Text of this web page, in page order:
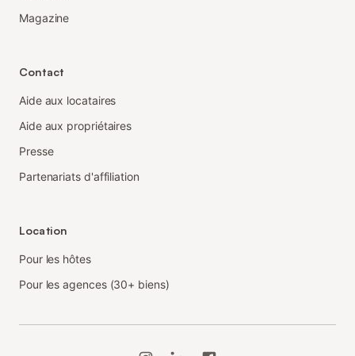
Magazine
Contact
Aide aux locataires
Aide aux propriétaires
Presse
Partenariats d'affiliation
Location
Pour les hôtes
Pour les agences (30+ biens)